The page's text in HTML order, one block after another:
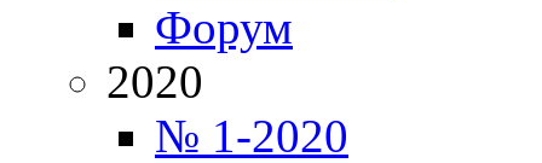
Форум
2020
№ 1-2020